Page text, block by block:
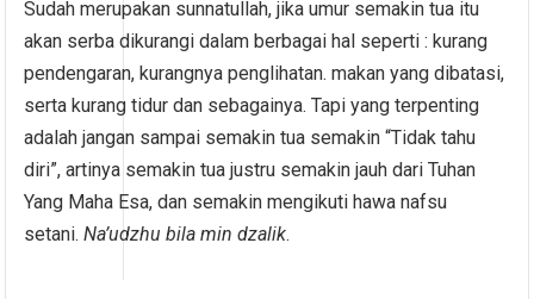
Sudah merupakan sunnatullah, jika umur semakin tua itu
akan serba dikurangi dalam berbagai hal seperti : kurang
pendengaran, kurangnya penglihatan. makan yang dibatasi,
serta kurang tidur dan sebagainya. Tapi yang terpenting
adalah jangan sampai semakin tua semakin “Tidak tahu
diri”, artinya semakin tua justru semakin jauh dari Tuhan
Yang Maha Esa, dan semakin mengikuti hawa nafsu
setani.Na’udzhu bila min dzalik.